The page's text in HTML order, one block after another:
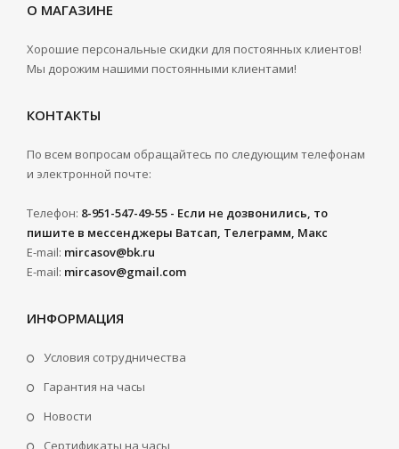
О МАГАЗИНЕ
Хорошие персональные скидки для постоянных клиентов!
Мы дорожим нашими постоянными клиентами!
КОНТАКТЫ
По всем вопросам обращайтесь по следующим телефонам
и электронной почте:
Телефон: 8-951-547-49-55 - Если не дозвонились, то
пишите в мессенджеры Ватсап, Телеграмм, Макс
E-mail: mircasov@bk.ru
E-mail: mircasov@gmail.com
ИНФОРМАЦИЯ
Условия сотрудничества
Гарантия на часы
Новости
Сертификаты на часы